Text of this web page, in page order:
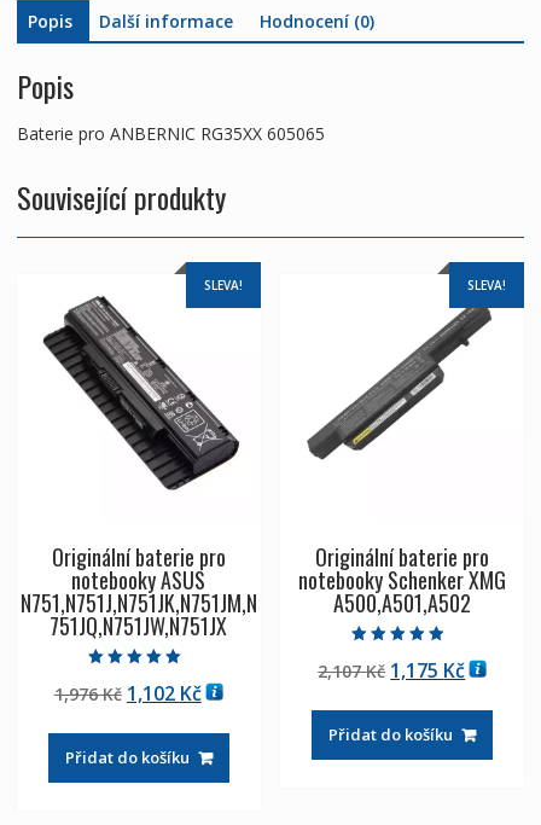
Popis Další informace Hodnocení (0)
Popis
Baterie pro ANBERNIC RG35XX 605065
Související produkty
SLEVA!
Originální baterie pro
notebooky ASUS
N751,N751J,N751JK,N751JM,N
751JQ,N751JW,N751JX
5.00
z 5
1,976Kč Původní
byla:
1,976 Kč
1,102 KčAktuální
je:
1,102 Kč
Přidat do košíku
SLEVA!
Originální baterie pro
notebooky Schenker XMG
A500,A501,A502
4.50
z 5
2,107Kč Původní
byla:
2,107 Kč
1,175 Kč
je:
1,175 Kč
Přidat do košíku